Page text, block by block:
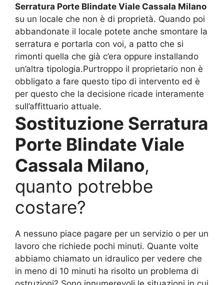
Serratura Porte Blindate Viale Cassala Milano
su un locale che non è di proprietà. Quando poi
abbandonate il locale potete anche smontare la
serratura e portarla con voi, a patto che si
rimonti quella che già c’era oppure installando
un’altra tipologia.Purtroppo il proprietario non è
obbligato a fare questo tipo di intervento ed è
per questo che la decisione ricade interamente
sull’affittuario attuale.
Sostituzione Serratura
Porte Blindate Viale
Cassala Milano,
quanto potrebbe
costare?
A nessuno piace pagare per un servizio o per un
lavoro che richiede pochi minuti. Quante volte
abbiamo chiamato un idraulico per vedere che
in meno di 10 minuti ha risolto un problema di